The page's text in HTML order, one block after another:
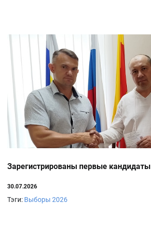
Зарегистрированы первые кандидаты
30.07.2026
Тэги: Выборы 2026